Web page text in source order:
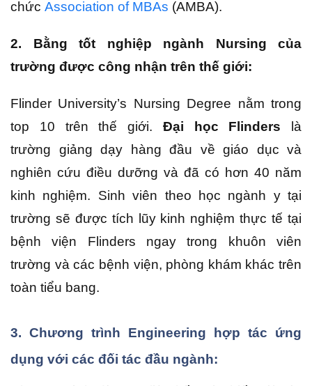
chức Association of MBAs (AMBA).
2. Bằng tốt nghiệp ngành Nursing của
trường được công nhận trên thế giới:
Flinder University’s Nursing Degree nằm trong
top 10 trên thế giới. Đại học Flinders là
trường giảng dạy hàng đầu về giáo dục và
nghiên cứu điều dưỡng và đã có hơn 40 năm
kinh nghiệm. Sinh viên theo học ngành y tại
trường sẽ được tích lũy kinh nghiệm thực tế tại
bệnh viện Flinders ngay trong khuôn viên
trường và các bệnh viện, phòng khám khác trên
toàn tiểu bang.
3. Chương trình Engineering hợp tác ứng
dụng với các đối tác đầu ngành: